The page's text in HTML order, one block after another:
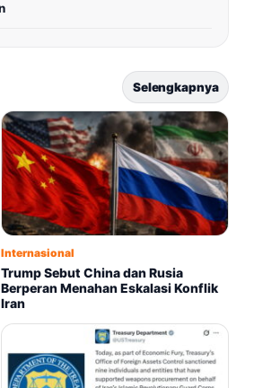
Selengkapnya
Internasional
Trump Sebut China dan Rusia
Berperan Menahan Eskalasi Konflik
Iran